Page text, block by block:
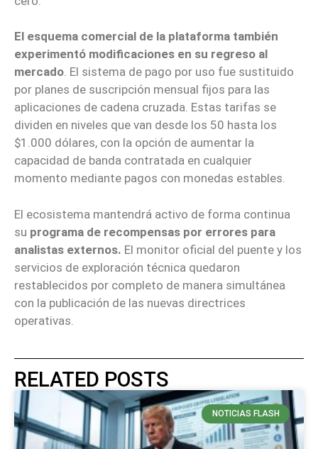
El esquema comercial de la plataforma también
experimentó modificaciones en su regreso al
mercado. El sistema de pago por uso fue sustituido
por planes de suscripción mensual fijos para las
aplicaciones de cadena cruzada. Estas tarifas se
dividen en niveles que van desde los 50 hasta los
$1.000 dólares, con la opción de aumentar la
capacidad de banda contratada en cualquier
momento mediante pagos con monedas estables.
El ecosistema mantendrá activo de forma continua
su programa de recompensas por errores para
analistas externos. El monitor oficial del puente y los
servicios de exploración técnica quedaron
restablecidos por completo de manera simultánea
con la publicación de las nuevas directrices
operativas.
RELATED POSTS
NOTICIAS FLASH